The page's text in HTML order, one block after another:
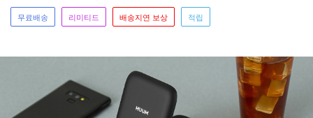
무료배송 리미티드 배송지연 보상 적립